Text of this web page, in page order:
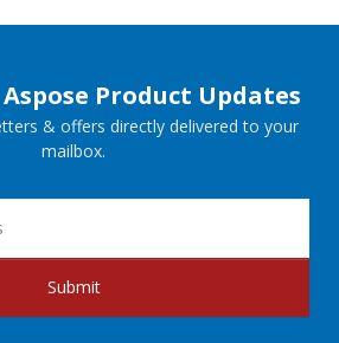
Product Updates
& offers directly delivered to your
mailbox.
Submit